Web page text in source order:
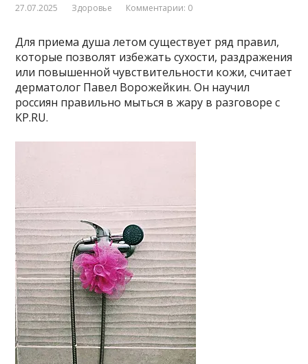
27.07.2025 Здоровье Комментарии: 0
Для приема душа летом существует ряд правил,
которые позволят избежать сухости, раздражения
или повышенной чувствительности кожи, считает
дерматолог Павел Ворожейкин. Он научил
россиян правильно мыться в жару в разговоре с
KP.RU.